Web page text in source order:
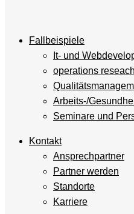
Fallbeispiele
It- und
operations reseach
Arbeits-/
Seminare und
Kontakt
Ansprechpartner
Partner werden
Standorte
Karriere